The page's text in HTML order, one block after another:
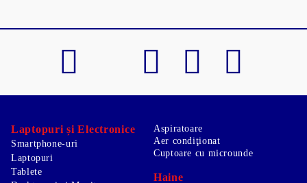
Laptopuri și Electronice
Smartphone-uri
Laptopuri
Tablete
Aspiratoare
Aer condiţionat
Cuptoare cu microunde
Haine